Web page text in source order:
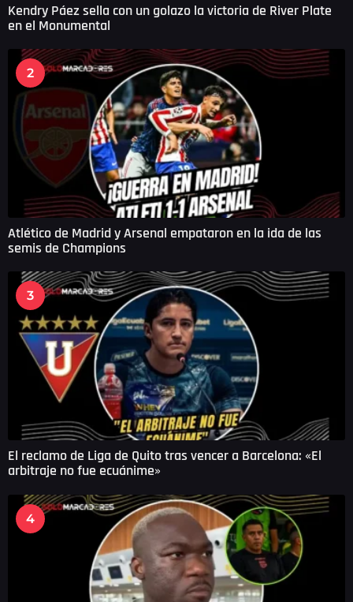
Kendry Páez sella con un golazo la victoria de River Plate
en el Monumental
2
Atlético de Madrid y Arsenal empataron en la ida de las
semis de Champions
3
El reclamo de Liga de Quito tras vencer a Barcelona: «El
arbitraje no fue ecuánime»
4